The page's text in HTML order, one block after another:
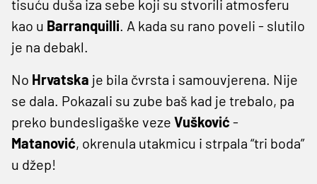
tisuću duša iza sebe koji su stvorili atmosferu
kao u Barranquilli. A kada su rano poveli - slutilo
je na debakl.
No Hrvatska je bila čvrsta i samouvjerena. Nije
se dala. Pokazali su zube baš kad je trebalo, pa
preko bundesligaške veze Vušković -
Matanović, okrenula utakmicu i strpala “tri boda”
u džep!